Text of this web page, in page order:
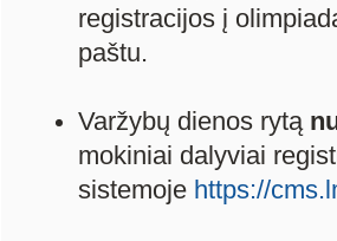
registracijos į
paštu.
Varžybų dienos rytą
mokiniai dalyviai
sistemoje https://